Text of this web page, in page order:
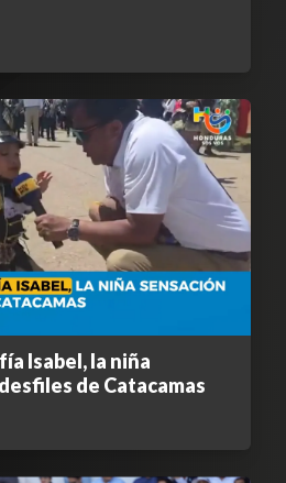
Isabel, la niña
de Catacamas